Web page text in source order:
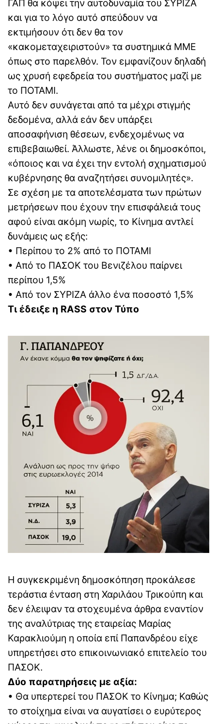
ΓΑΠ θα κόψει την αυτοδυναμία του ΣΥΡΙΖΑ
και για το λόγο αυτό σπεύδουν να
εκτιμήσουν ότι δεν θα τον
«κακομεταχειριστούν» τα συστημικά ΜΜΕ
όπως στο παρελθόν. Τον εμφανίζουν δηλαδή
ως χρυσή εφεδρεία του συστήματος μαζί με
το ΠΟΤΑΜΙ.
Αυτό δεν συνάγεται από τα μέχρι στιγμής
δεδομένα, αλλά εάν δεν υπάρξει
αποσαφήνιση θέσεων, ενδεχομένως να
επιβεβαιωθεί. Άλλωστε, λένε οι δημοσκόποι,
«όποιος και να έχει την εντολή σχηματισμού
κυβέρνησης θα αναζητήσει συνομιλητές».
Σε σχέση με τα αποτελέσματα των πρώτων
μετρήσεων που έχουν την επισφάλειά τους
αφού είναι ακόμη νωρίς, το Κίνημα αντλεί
δυνάμεις ως εξής:
• Περίπου το 2% από το ΠΟΤΑΜΙ
• Από το ΠΑΣΟΚ του Βενιζέλου παίρνει
περίπου 1,5%
• Από τον ΣΥΡΙΖΑ άλλο ένα ποσοστό 1,5%
Τι έδειξε η RASS στον Τύπο
Η συγκεκριμένη δημοσκόπηση προκάλεσε
τεράστια ένταση στη Χαριλάου Τρικούπη και
δεν έλειψαν τα στοχευμένα άρθρα εναντίον
της αναλύτριας της εταιρείας Μαρίας
Καρακλιούμη η οποία επί Παπανδρέου είχε
υπηρετήσει στο επικοινωνιακό επιτελείο του
ΠΑΣΟΚ.
Δύο παρατηρήσεις με αξία:
• Θα υπερτερεί του ΠΑΣΟΚ το Κίνημα; Καθώς
το στοίχημα είναι να αυγατίσει ο ευρύτερος